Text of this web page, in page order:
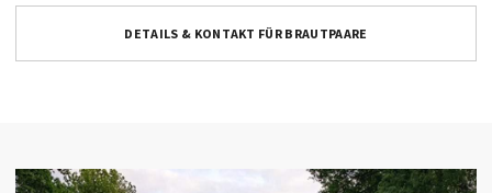
DETAILS & KONTAKT FÜR BRAUTPAARE